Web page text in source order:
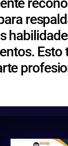
Esto